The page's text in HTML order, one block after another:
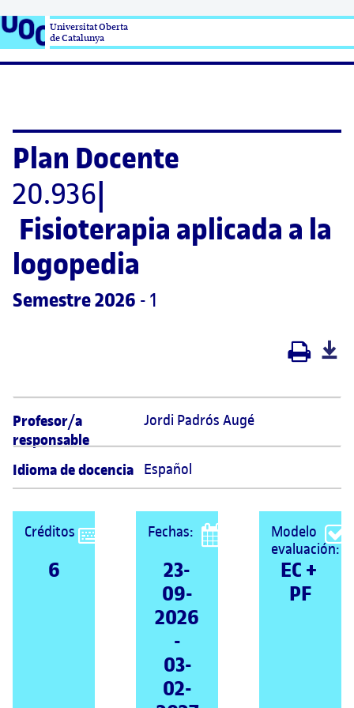
Universitat Oberta
de Catalunya
Plan Docente
20.936
Fisioterapia aplicada a la
logopedia
Semestre 2026 - 1
Profesor/a
responsable
Jordi Padrós Augé
Idioma de docencia Español
Créditos
6
Fechas:
23-
09-
2026
-
03-
02-
Modelo
evaluación:
EC +
PF